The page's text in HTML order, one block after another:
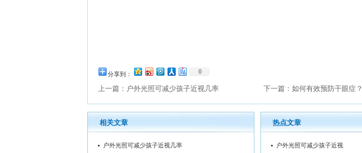
分享到： 0
上一篇： 户外光照可减少孩子近视几率 下一篇： 如何有效预防干眼症？
相关文章
户外光照可减少孩子近视几率
热点文章
户外光照可减少孩子近视